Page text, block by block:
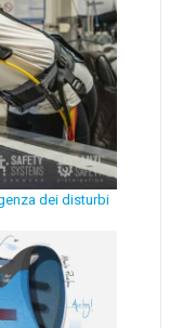
dei disturbi